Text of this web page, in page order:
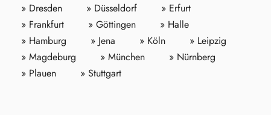
» Dresden
» Düsseldorf
» Erfurt
» Frankfurt
» Göttingen
» Halle
» Hamburg
» Jena » Köln
» Leipzig
» Magdeburg
» München
» Nürnberg
» Plauen
» Stuttgart